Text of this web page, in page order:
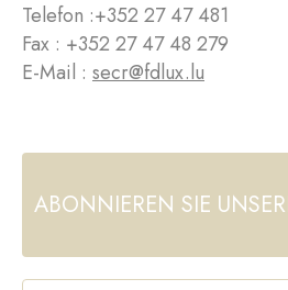
Telefon :+352 27 47 481
Fax : +352 27 47 48 279
E-Mail : secr@fdlux.lu
ABONNIEREN SIE